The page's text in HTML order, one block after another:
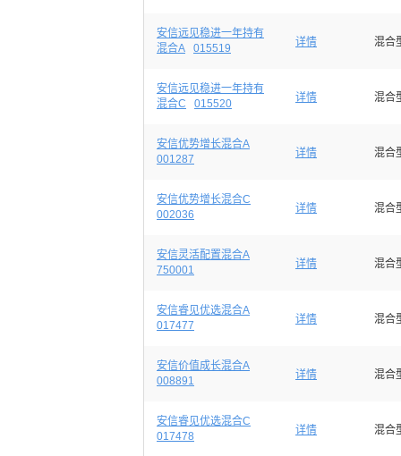
安信远见稳进一年持有
混合A
015519 详情 混合
安信远见稳进一年持有
混合C
015520 详情 混合
安信优势增长混合A
001287
详情 混合
安信优势增长混合C
002036
详情 混合
安信灵活配置混合A
750001
详情 混合
安信睿见优选混合A
017477
详情 混合
安信价值成长混合A
008891
详情 混合
安信睿见优选混合C
017478
详情 混合